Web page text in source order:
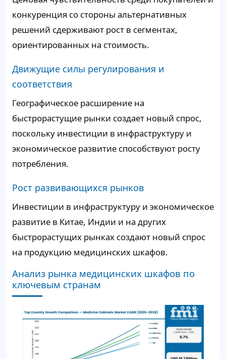
конкуренция со стороны альтернативных
решений сдерживают рост в сегментах,
ориентированных на стоимость.
Движущие силы регулирования и
соответствия
Географическое расширение на
быстрорастущие рынки создает новый спрос,
поскольку инвестиции в инфраструктуру и
экономическое развитие способствуют росту
потребления.
Рост развивающихся рынков
Инвестиции в инфраструктуру и экономическое
развитие в Китае, Индии и на других
быстрорастущих рынках создают новый спрос
на продукцию медицинских шкафов.
Анализ рынка медицинских шкафов по
ключевым странам